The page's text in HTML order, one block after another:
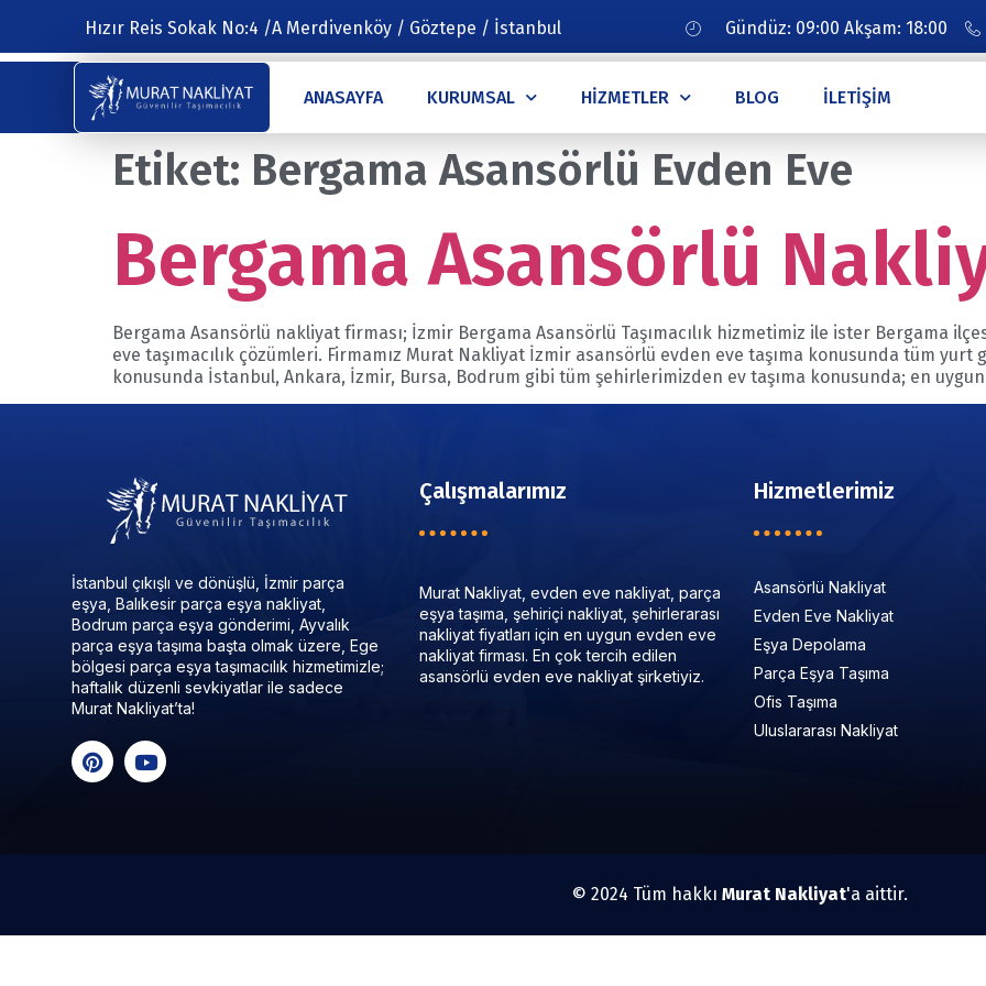
Hızır Reis Sokak No:4 /A Merdivenköy / Göztepe / İstanbul Gündüz: 09:00 Akşam: 18:00
ANASAYFA KURUMSAL HIZMETLER BLOG İLETIŞIM
Etiket: Bergama Asansörlü Evden Eve
Bergama Asansörlü
Bergama Asansörlü nakliyat firması; İzmir Bergama Asansörlü Taşımacılık hizmetimiz ile ister Bergama
eve taşımacılık çözümleri. Firmamız Murat Nakliyat İzmir asansörlü evden eve taşıma konusunda tüm
konusunda İstanbul, Ankara, İzmir, Bursa, Bodrum gibi tüm şehirlerimizden ev taşıma konusunda; en
İstanbul çıkışlı ve dönüşlü, İzmir parça
eşya, Balıkesir parça eşya nakliyat,
Bodrum parça eşya gönderimi, Ayvalık
parça eşya taşıma başta olmak üzere, Ege
bölgesi parça eşya taşımacılık hizmetimizle;
haftalık düzenli sevkiyatlar ile sadece
Murat Nakliyat’ta!
Çalışmalarımız
Murat Nakliyat, evden eve nakliyat, parça
eşya taşıma, şehiriçi nakliyat, şehirlerarası
nakliyat fiyatları için en uygun evden eve
nakliyat firması. En çok tercih edilen
asansörlü evden eve nakliyat şirketiyiz.
Hizmetlerimiz
Asansörlü Nakliyat
Evden Eve Nakliyat
Eşya Depolama
Parça Eşya Taşıma
Ofis Taşıma
Uluslararası Nakliyat
© 2024 Tüm hakkı Murat Nakliyat'a aittir.